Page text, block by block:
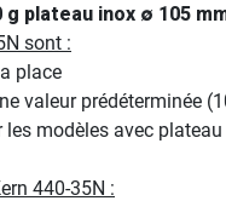
plateau inox ∅ 105
sont :
place
valeur prédéterminée
modèles avec
440-35N :